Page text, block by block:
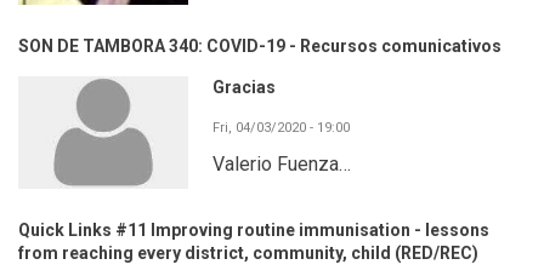
SON DE TAMBORA 340: COVID-19 - Recursos comunicativos
Gracias
Fri, 04/03/2020 - 19:00
Valerio Fuenza…
Quick Links #11 Improving routine immunisation - lessons
from reaching every district, community, child (RED/REC)